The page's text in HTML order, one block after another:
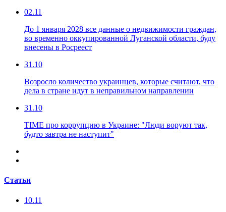
02.11
До 1 января 2028 все данные о недвижимости граждан,
во временно оккупированной Луганской области, буду
внесены в Росреест
31.10
Возросло количество украинцев, которые считают, что
дела в стране идут в неправильном направлении
31.10
TIME про коррупцию в Украине: "Люди воруют так,
будто завтра не наступит"
Статьи
10.11